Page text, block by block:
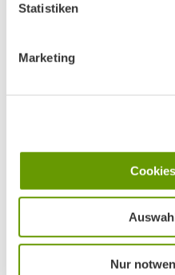
Statistiken
Marketing
Nur
Ankündigung
BN MÜNCHEN AUF
AKTIV IN STADT UND